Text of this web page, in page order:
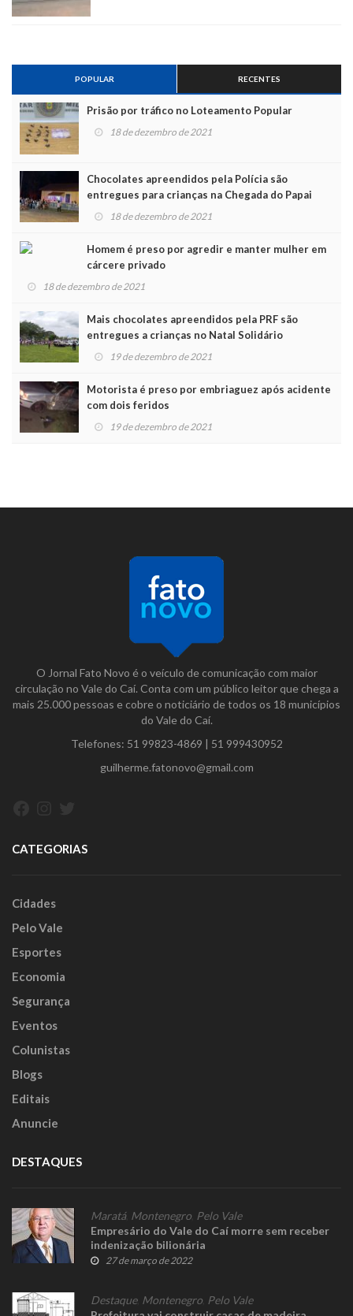
POPULAR RECENTES
Prisão por tráfico no Loteamento Popular
18 de dezembro de 2021
Chocolates apreendidos pela Polícia são
entregues para crianças na Chegada do Papai
Noel
18 de dezembro de 2021
Homem é preso por agredir e manter mulher em
cárcere privado
18 de dezembro de 2021
Mais chocolates apreendidos pela PRF são
entregues a crianças no Natal Solidário
19 de dezembro de 2021
Motorista é preso por embriaguez após acidente
com dois feridos
19 de dezembro de 2021
O Jornal Fato Novo é o veículo de comunicação com maior
circulação no Vale do Caí. Conta com um público leitor que chega a
mais 25.000 pessoas e cobre o noticiário de todos os 18 municípios
do Vale do Caí.
Telefones: 51 99823-4869 | 51 999430952
guilherme.fatonovo@gmail.com
CATEGORIAS
Cidades
Pelo Vale
Esportes
Economia
Segurança
Eventos
Colunistas
Blogs
Editais
Anuncie
DESTAQUES
Maratá, Montenegro Pelo Vale
Empresário do Vale do Caí morre sem receber
indenização bilionária
27 de março de 2022
Destaque, Montenegro Pelo Vale